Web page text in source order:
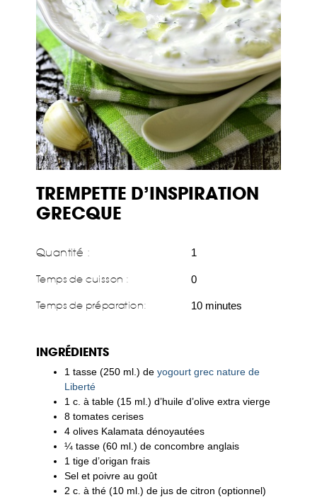
TREMPETTE D’INSPIRATION
GRECQUE
Quantité : 1
Temps de cuisson : 0
Temps de préparation: 10 minutes
INGRÉDIENTS
1 tasse (250 ml.) de yogourt grec nature de
Liberté
1 c. à table (15 ml.) d’huile d’olive extra vierge
8 tomates cerises
4 olives Kalamata dénoyautées
¼ tasse (60 ml.) de concombre anglais
1 tige d’origan frais
Sel et poivre au goût
2 c. à thé (10 ml.) de jus de citron (optionnel)